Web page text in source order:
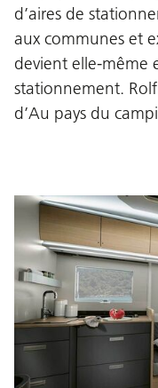
d’aires de
aux communes et
devient elle-même
stationnement.
d’Au pays du